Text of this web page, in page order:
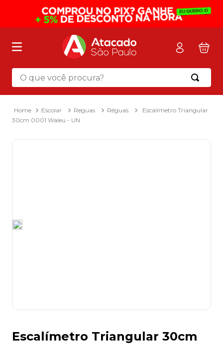
O que você procura?
Escolar Reguas Réguas
Escalímetro Triangular
30cm 0001 Waleu - UN
Escalímetro Triangular 30cm
Termos mais buscados
mochila
2 º sacola
3º mala
8